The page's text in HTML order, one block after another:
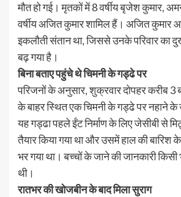
मौत हो गई। मृतकों में 8 वर्षीय बृजेश कुमार,
वर्षीय अजित कुमार शामिल हैं। अजित कुमार
इकलौती संतान था, जिससे उनके परिवार का
बढ़ गया है।
बिना बताए पहुंचे थे चिमनी के गड्ढे पर
परिजनों के अनुसार, शुक्रवार दोपहर करीब 3
के बाहर स्थित एक चिमनी के गड्ढे पर नहाने के
यह गड्ढा पहले ईंट निर्माण के लिए जेसीबी से
तैयार किया गया था और उसमें हाल की बारिश
भर गया था। बच्चों के जाने की जानकारी किसी
थी।
रातभर की खोजबीन के बाद मिला सुराग